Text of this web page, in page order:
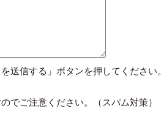
送信する」ボタンを押してください
でご注意ください。（スパム対策）